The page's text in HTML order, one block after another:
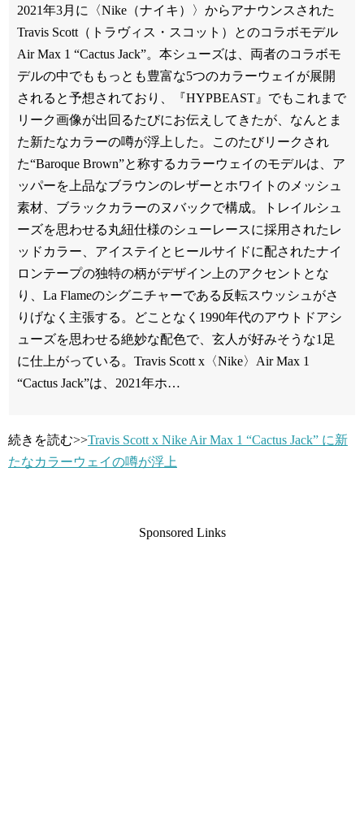
2021年3月に〈Nike（ナイキ）〉からアナウンスされた
Travis Scott（トラヴィス・スコット）とのコラボモデル
Air Max 1 “Cactus Jack”。本シューズは、両者のコラボモ
デルの中でももっとも豊富な5つのカラーウェイが展開
されると予想されており、『HYPBEAST』でもこれまで
リーク画像が出回るたびにお伝えしてきたが、なんとま
た新たなカラーの噂が浮上した。このたびリークされ
た“Baroque Brown”と称するカラーウェイのモデルは、ア
ッパーを上品なブラウンのレザーとホワイトのメッシュ
素材、ブラックカラーのヌバックで構成。トレイルシュ
ーズを思わせる丸紐仕様のシューレースに採用されたレ
ッドカラー、アイステイとヒールサイドに配されたナイ
ロンテープの独特の柄がデザイン上のアクセントとな
り、La Flameのシグニチャーである反転スウッシュがさ
りげなく主張する。どことなく1990年代のアウトドアシ
ューズを思わせる絶妙な配色で、玄人が好みそうな1足
に仕上がっている。Travis Scott x〈Nike〉Air Max 1
“Cactus Jack”は、2021年ホ…
続きを読む>>Travis Scott x Nike Air Max 1 “Cactus Jack” に新
たなカラーウェイの噂が浮上
Sponsored Links